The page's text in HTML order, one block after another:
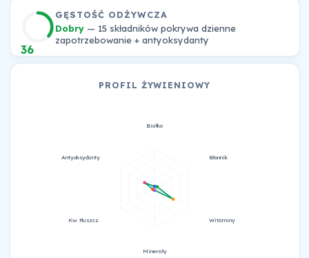
36
GĘSTOŚĆ ODŻYWCZA
Dobry— 15 składników pokrywa dzienne
zapotrzebowanie + antyoksydanty
PROFIL ŻYWIENIOWY
Białko
Błonnik
Witaminy
Minerały
Kw. tłuszcz.
Antyoksydanty